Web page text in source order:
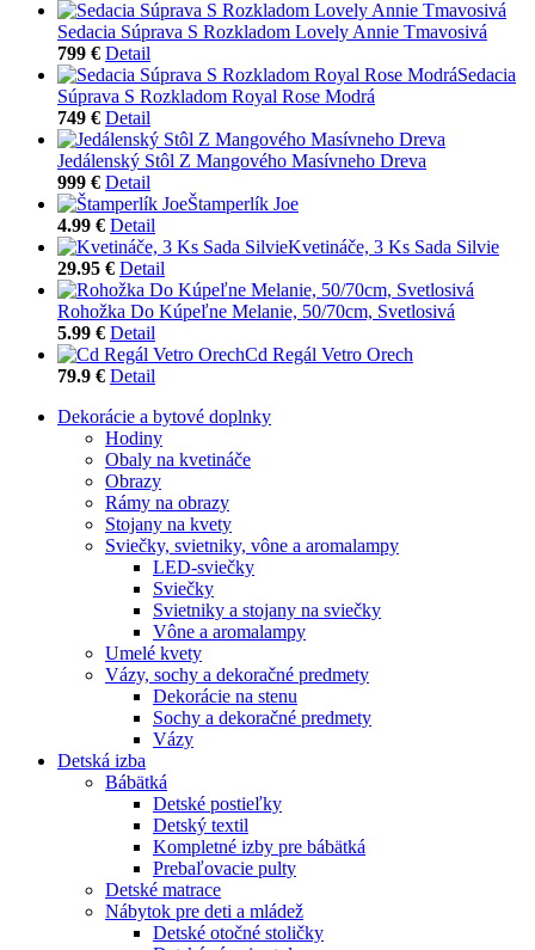
Sedacia Súprava S Rozkladom Lovely Annie Tmavosivá
799 € Detail
Sedacia
Súprava S Rozkladom Royal Rose Modrá
749 € Detail
Jedálenský Stôl Z Mangového Masívneho Dreva
999 € Detail
Štamperlík Joe
4.99 € Detail
Kvetináče, 3 Ks Sada Silvie
29.95 € Detail
Rohožka Do Kúpeľne Melanie, 50/70cm, Svetlosivá
5.99 € Detail
Cd Regál Vetro Orech
79.9 € Detail
Dekorácie a bytové doplnky
Hodiny
Obaly na kvetináče
Obrazy
Rámy na obrazy
Stojany na kvety
Sviečky, svietniky, vône a aromalampy
LED-sviečky
Sviečky
Svietniky a stojany na sviečky
Vône a aromalampy
Umelé kvety
Vázy, sochy a dekoračné predmety
Dekorácie na stenu
Sochy a dekoračné predmety
Vázy
Detská izba
Bábätká
Detské postieľky
Detský textil
Kompletné izby pre bábätká
Prebaľovacie pulty
Detské matrace
Nábytok pre deti a mládež
Detské otočné stoličky